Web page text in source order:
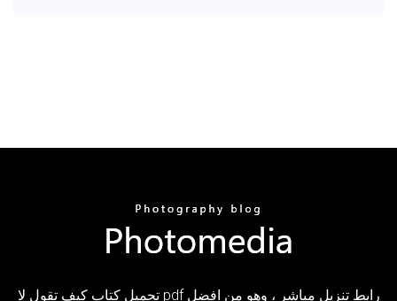
تحميل كتاب كيف تقول لا pdf رابط تنزيل مباشر ، وهو من افضل